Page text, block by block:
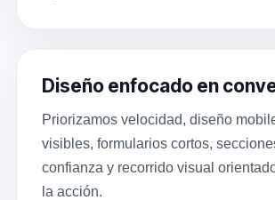
Diseño enfocado en
Priorizamos velocidad, diseño
visibles, formularios cortos,
confianza y recorrido visual
la acción.